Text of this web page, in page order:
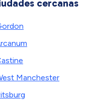
cercanas
Manchester